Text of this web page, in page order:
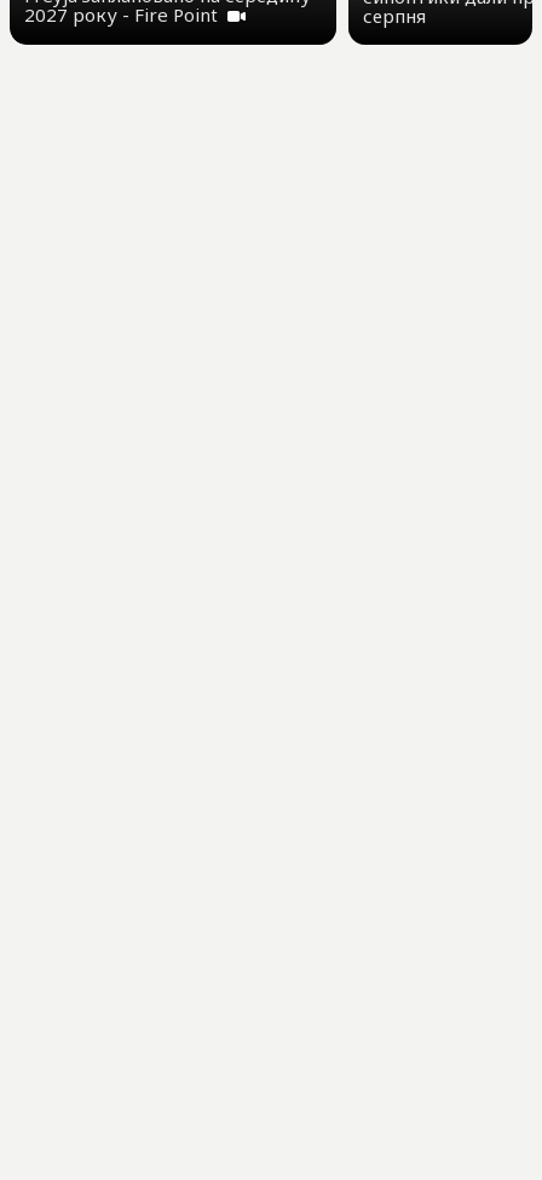
2027 року - Fire Point
серпня